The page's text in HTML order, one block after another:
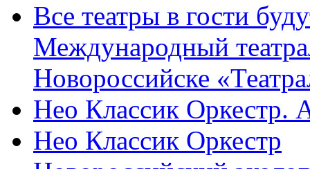
Все театры в гости
Международный
Новороссийске
Нео Классик Оркестр.
Нео Классик Оркестр